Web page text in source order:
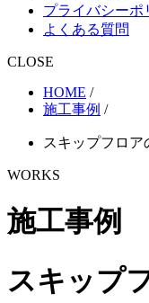
プライバシーポ
よくある質問
CLOSE
HOME /
施工事例 /
スキップフロア
WORKS
施工事例
スキップ